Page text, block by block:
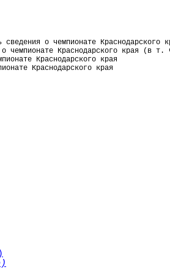
сведения о чемпионате
чемпионате Краснодарского края (в
Краснодарского края
Краснодарского края